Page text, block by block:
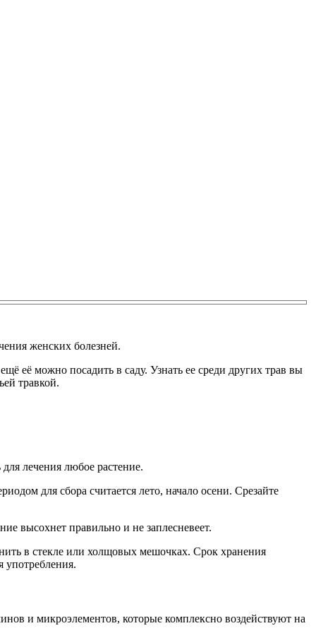
женских болезней.
её можно посадить в саду. Узнать ее среди других трав вы
травкой.
лечения любое растение.
для сбора считается лето, начало осени. Срезайте
высохнет правильно и не заплесневеет.
в стекле или холщовых мешочках. Срок хранения
употребления.
и микроэлементов, которые комплексно воздействуют на